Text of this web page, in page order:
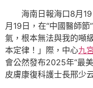
海南日報海口8月
月19日，在“中國醫師節”
氣，根本無法與我的噸
本定律！」際，中心九
會公然發布2025年“最
皮膚康復科護士長邢少